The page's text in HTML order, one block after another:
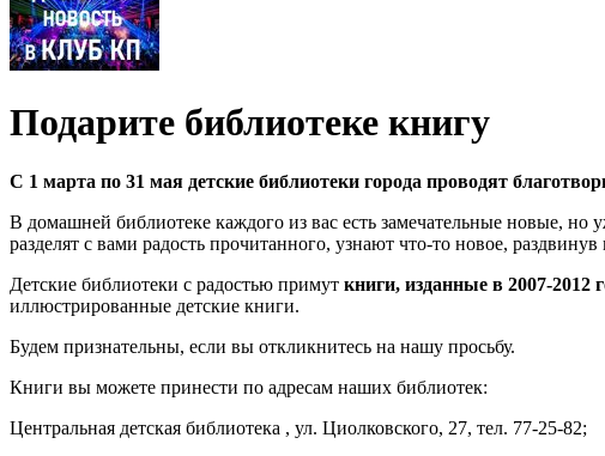
Подарите библиотеке книгу
С 1 марта по 31 мая детские библиотеки города проводят
В домашней библиотеке каждого из вас есть замечательные новые,
разделят с вами радость прочитанного, узнают что-то новое,
Детские библиотеки с радостью примут книги, изданные в 2007-2012
иллюстрированные детские книги.
Будем признательны, если вы откликнитесь на нашу просьбу.
Книги вы можете принести по адресам наших библиотек:
Центральная детская библиотека , ул. Циолковского, 27, тел. 77-25-82;